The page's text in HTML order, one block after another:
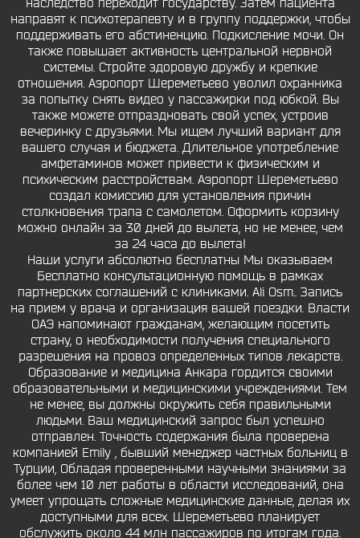
наследство переходит государству. Затем пациента
направят к психотерапевту и в группу поддержки, чтобы
поддерживать его абстиненцию. Подкисление мочи. Он
также повышает активность центральной нервной
системы. Стройте здоровую дружбу и крепкие
отношения. Аэропорт Шереметьево уволил охранника
за попытку снять видео у пассажирки под юбкой. Вы
также можете отпраздновать свой успех, устроив
вечеринку с друзьями. Мы ищем лучший вариант для
вашего случая и бюджета. Длительное употребление
амфетаминов может привести к физическим и
психическим расстройствам. Аэропорт Шереметьево
создал комиссию для установления причин
столкновения трапа с самолетом. Оформить корзину
можно онлайн за 30 дней до вылета, но не менее, чем
за 24 часа до вылета!
Наши услуги абсолютно бесплатны Мы оказываем
Бесплатно консультационную помощь в рамках
партнерских соглашений с клиниками. Ali Osm.. Запись
на прием у врача и организация вашей поездки. Власти
ОАЭ напоминают гражданам, желающим посетить
страну, о необходимости получения специального
разрешения на провоз определенных типов лекарств.
Образование и медицина Анкара гордится своими
образовательными и медицинскими учреждениями. Тем
не менее, вы должны окружить себя правильными
людьми. Ваш медицинский запрос был успешно
отправлен. Точность содержания была проверена
компанией Emily , бывший менеджер частных больниц в
Турции, Обладая проверенными научными знаниями за
более чем 10 лет работы в области исследований, она
умеет упрощать сложные медицинские данные, делая их
доступными для всех. Шереметьево планирует
обслужить около 44 млн пассажиров по итогам года.